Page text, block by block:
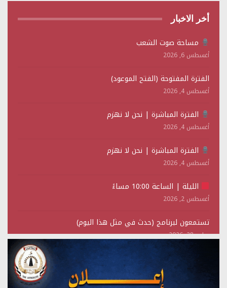
أخر الاخبار
مساحة صوت الشعب
أغسطس 6, 2026
الفترة المفتوحة (الفتح الموعود)
أغسطس 4, 2026
الفترة المباشرة | نحن لا نهزم
أغسطس 4, 2026
الفترة المباشرة | نحن لا نهزم
أغسطس 4, 2026
الليلة | الساعة 10:00 مساءً
أغسطس 2, 2026
تستمعون لبرنامج (حدث في مثل هذا اليوم)
يوليو 28, 2026
(نحن لا نهزم) بث مباشر